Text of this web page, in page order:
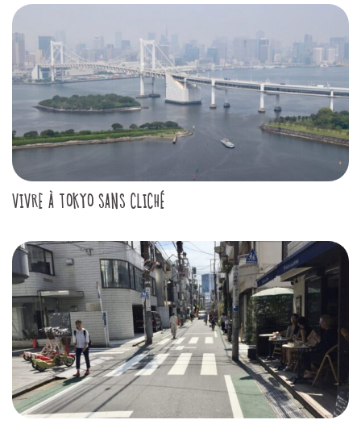
VIVRE À TOKYO SANS CLICHÉ